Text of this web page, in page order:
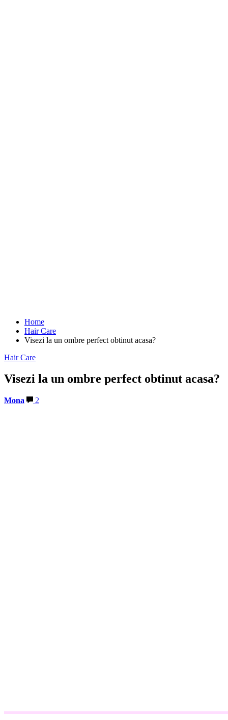
Home
Hair Care
Visezi la un ombre perfect obtinut acasa?
Hair Care
Visezi la un ombre perfect obtinut acasa?
Mona 2